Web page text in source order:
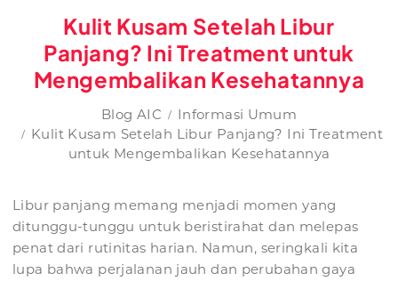
Kulit Kusam Setelah Libur
Panjang? Ini Treatment untuk
Mengembalikan Kesehatannya
Blog AIC
Informasi Umum
Kulit Kusam Setelah Libur Panjang? Ini Treatment
untuk Mengembalikan Kesehatannya
Libur panjang memang menjadi momen yang
ditunggu-tunggu untuk beristirahat dan melepas
penat dari rutinitas harian. Namun, seringkali kita
lupa bahwa perjalanan jauh dan perubahan gaya